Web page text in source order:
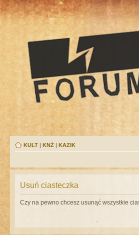
KULT | KNŻ | KAZIK
Usuń ciasteczka
Czy na pewno chcesz usunąć wszystkie